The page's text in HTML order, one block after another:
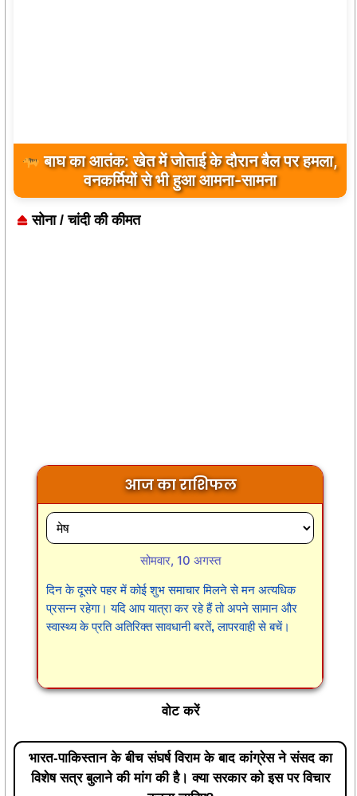
बाघ का आतंक: खेत में जोताई के दौरान बैल पर हमला,
वनकर्मियों से भी हुआ आमना-सामना
सोना / चांदी की कीमत
आज का राशिफल
सोमवार, 10 अगस्त
दिन के दूसरे पहर में कोई शुभ समाचार मिलने से मन अत्यधिक
प्रसन्न रहेगा। यदि आप यात्रा कर रहे हैं तो अपने सामान और
स्वास्थ्य के प्रति अतिरिक्त सावधानी बरतें, लापरवाही से बचें।
वोट करें
भारत-पाकिस्तान के बीच संघर्ष विराम के बाद कांग्रेस ने संसद का
विशेष सत्र बुलाने की मांग की है। क्या सरकार को इस पर विचार